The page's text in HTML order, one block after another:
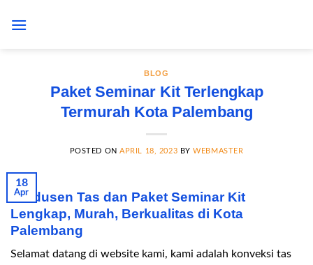
BLOG
Paket Seminar Kit Terlengkap
Termurah Kota Palembang
POSTED ONAPRIL 18, 2023 BYWEBMASTER
18
Apr
Produsen Tas dan Paket Seminar Kit
Lengkap, Murah, Berkualitas di Kota
Palembang
Selamat datang di website kami, kami adalah konveksi tas